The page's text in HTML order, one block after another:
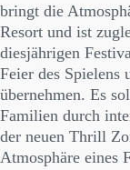
bringt die
Resort und ist
diesjährigen
Feier des Spielens
übernehmen. Es
Familien durch
der neuen Thrill
Atmosphäre eines